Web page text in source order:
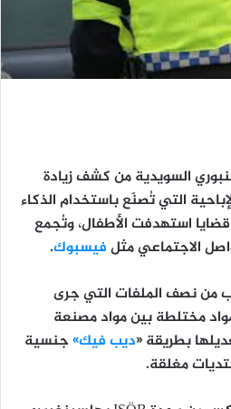
السويدية من كشف زيادة
التي تُصنّع باستخدام الذكاء
استهدفت الأطفال، وتُجمع
الاجتماعي مثلفيسبوك.
من نصف الملفات التي جرى
مختلطة بين مواد مصنعة
بطريقة «ديب فيك»جنسية
مغلقة.